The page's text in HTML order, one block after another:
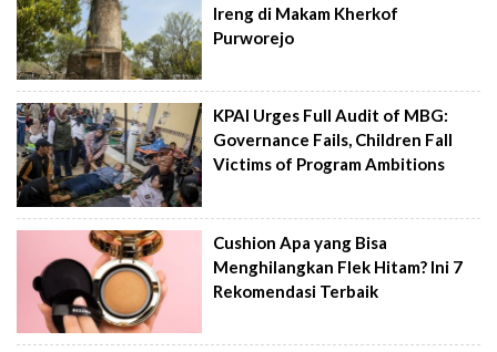
Ireng di Makam Kherkof
Purworejo
KPAI Urges Full Audit of MBG:
Governance Fails, Children Fall
Victims of Program Ambitions
Cushion Apa yang Bisa
Menghilangkan Flek Hitam? Ini 7
Rekomendasi Terbaik